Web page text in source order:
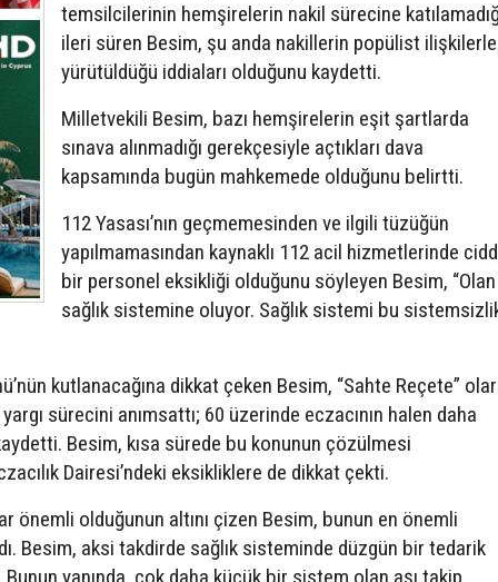
temsilcilerinin hemşirelerin nakil sürecine
ileri süren Besim, şu anda nakillerin popülist ilişkilerle
yürütüldüğü iddiaları olduğunu kaydetti.
Milletvekili Besim, bazı hemşirelerin eşit şartlarda
sınava alınmadığı gerekçesiyle açtıkları dava
kapsamında bugün mahkemede olduğunu belirtti.
112 Yasası’nın geçmemesinden ve ilgili tüzüğün
yapılmamasından kaynaklı 112 acil hizmetlerinde
bir personel eksikliği olduğunu söyleyen Besim, “Olan
sağlık sistemine oluyor. Sağlık sistemi bu
kutlanacağına dikkat çeken Besim, “Sahte Reçete”
sürecini anımsattı; 60 üzerinde eczacının halen daha
Besim, kısa sürede bu konunun çözülmesi
Dairesi’ndeki eksikliklere de dikkat çekti.
önemli olduğunun altını çizen Besim, bunun en önemli
Besim, aksi takdirde sağlık sisteminde düzgün bir tedarik